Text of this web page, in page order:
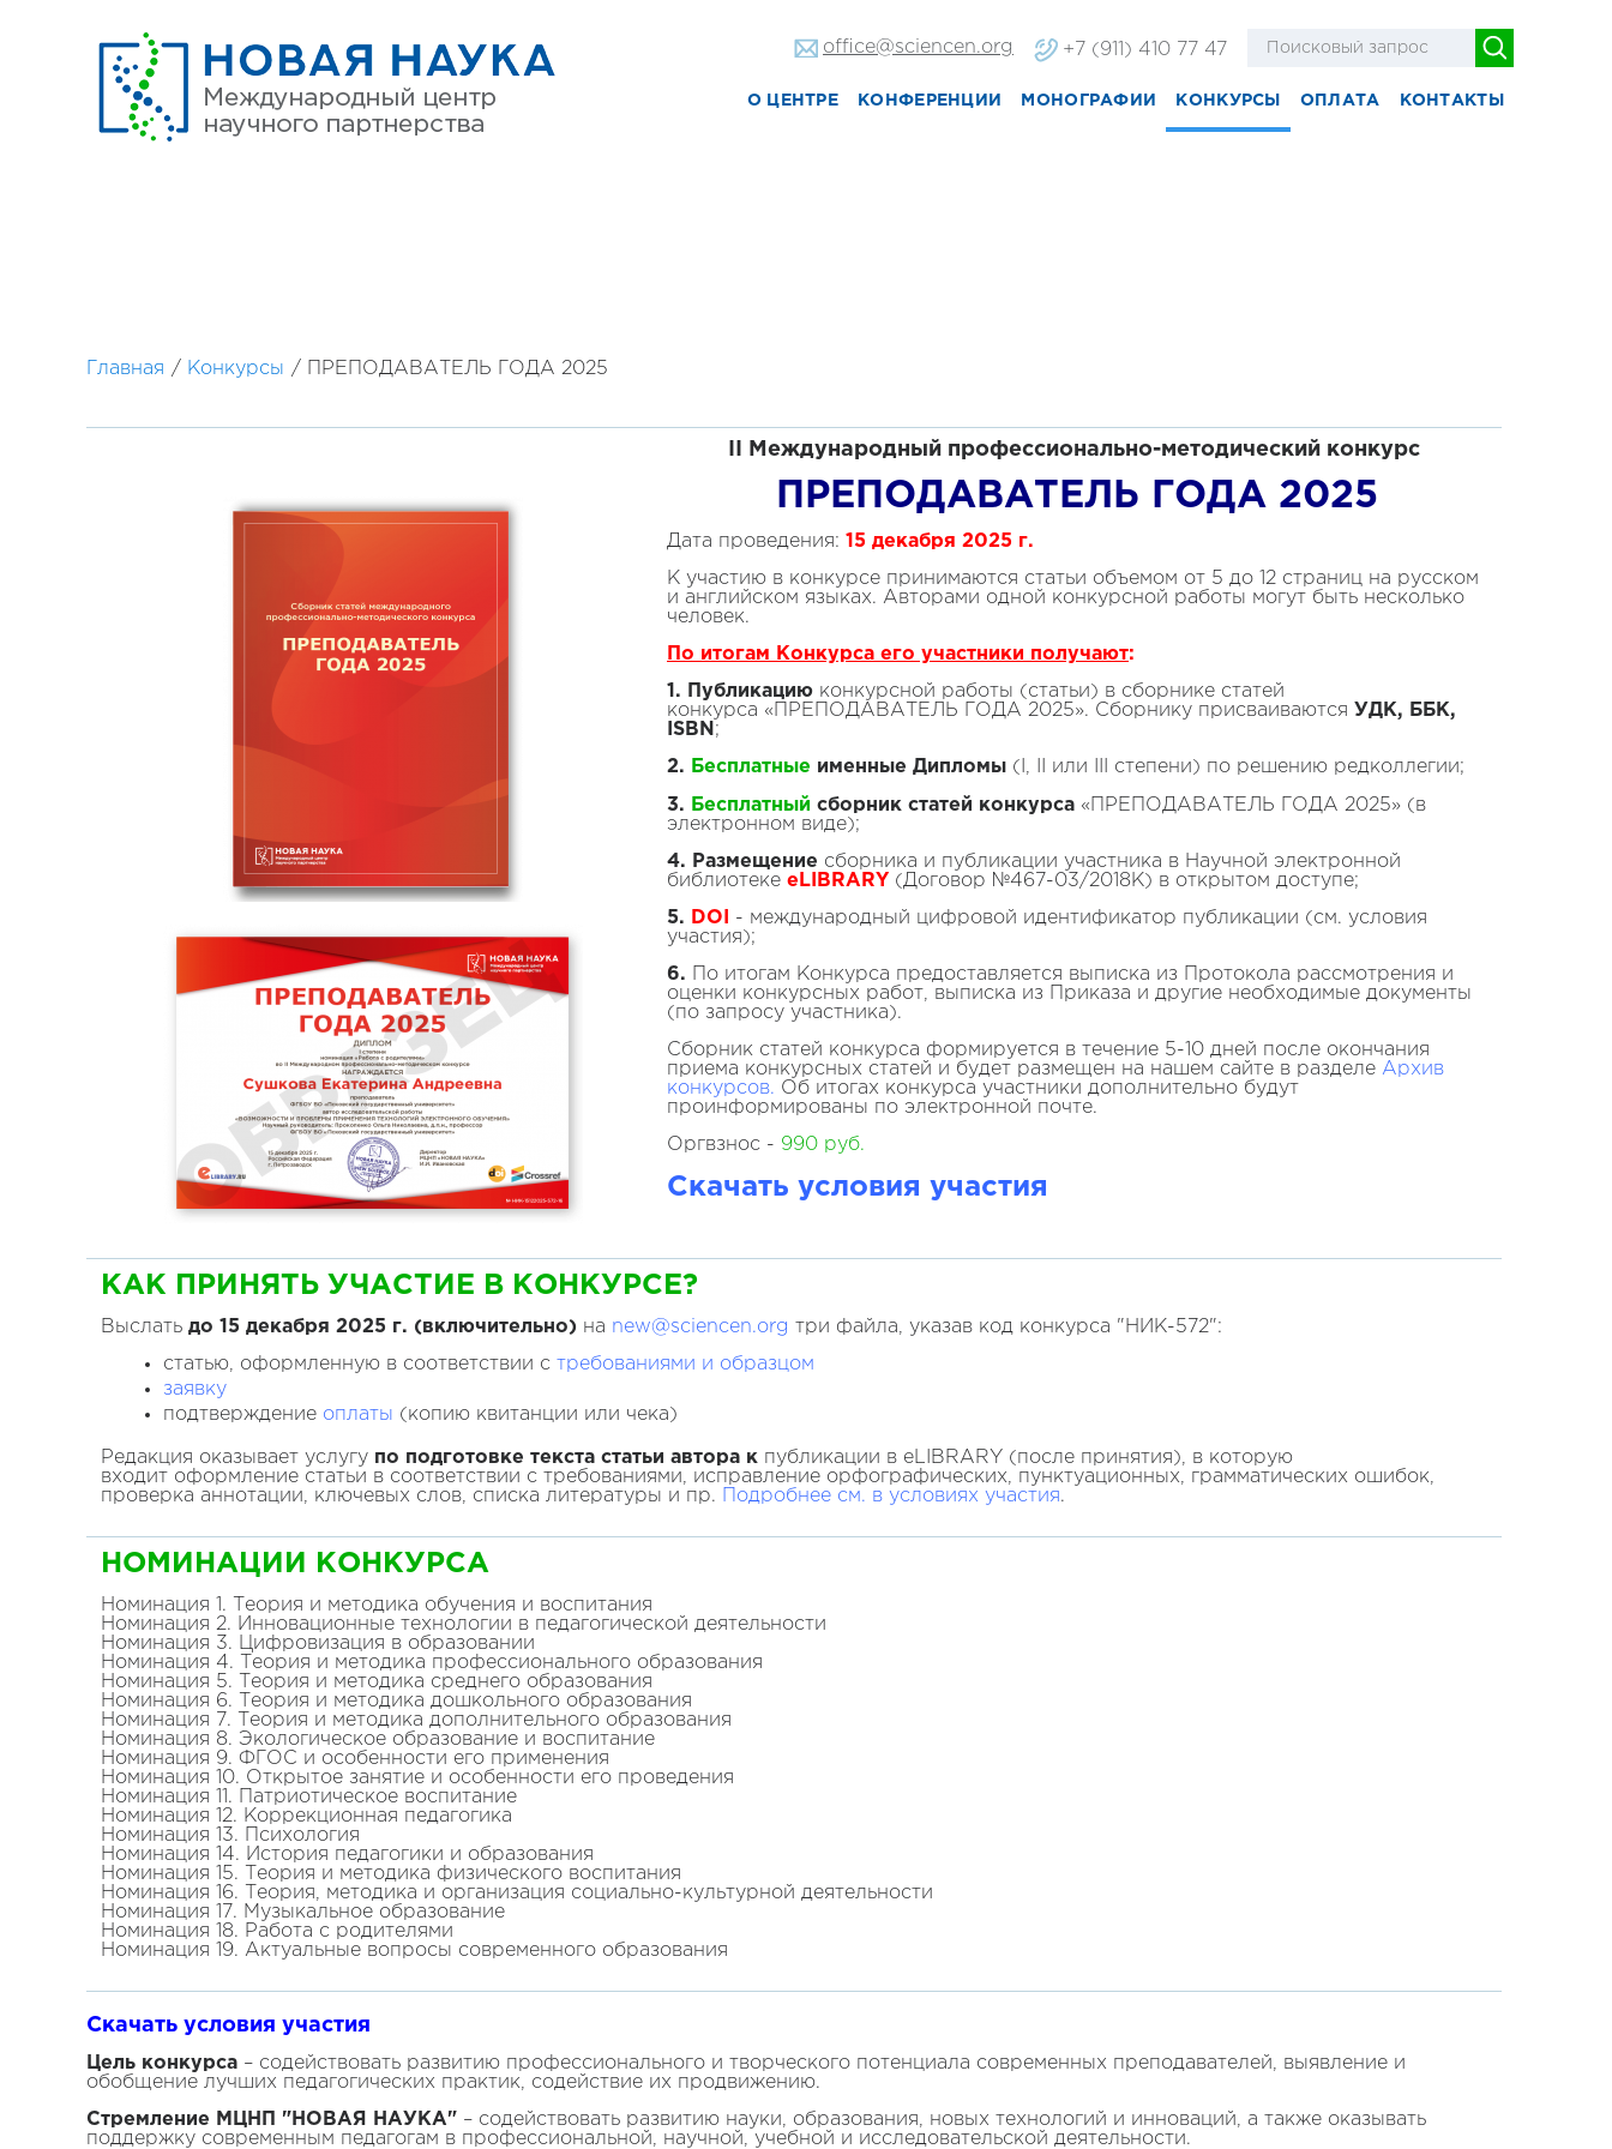
office@sciencen.org +7 (911) 410 77 47
О ЦЕНТРЕ КОНФЕРЕНЦИИ МОНОГРАФИИ КОНКУРСЫ ОПЛАТА КОНТАКТЫ
Главная / Конкурсы / ПРЕПОДАВАТЕЛЬ ГОДА 2025
II Международный профессионально-методический конкурс
ПРЕПОДАВАТЕЛЬ ГОДА 2025
Дата проведения: 15 декабря 2025 г.
К участию в конкурсе принимаются статьи объемом от 5 до 12 страниц на русском
и английском языках. Авторами одной конкурсной работы могут быть несколько
человек.
По итогам Конкурса его участники получают:
1. Публикацию конкурсной работы (статьи) в сборнике статей
конкурса «ПРЕПОДАВАТЕЛЬ ГОДА 2025». Сборнику присваиваются УДК, ББК,
ISBN ;
2. Бесплатные именные Дипломы (I, II или III степени) по решению редколлегии;
3. Бесплатный сборник статей конкурса «ПРЕПОДАВАТЕЛЬ ГОДА 2025» (в
электронном виде);
4. Размещение сборника и публикации участника в Научной электронной
библиотеке eLIBRARY (Договор №467-03/2018K) в открытом доступе;
5. DOI
- международный цифровой идентификатор публикации (см. условия
участия);
6.
По итогам Конкурса предоставляется выписка из Протокола рассмотрения и
оценки конкурсных работ, выписка из Приказа и другие необходимые документы
(по запросу участника).
Сборник статей конкурса формируется в течение 5-10 дней после окончания
приема конкурсных статей и будет размещен на нашем сайте в разделе Архив
конкурсов. Об итогах конкурса участники дополнительно будут
проинформированы по электронной почте.
Оргвзнос - 990 руб.
Скачать условия участия
КАК ПРИНЯТЬ УЧАСТИЕ В КОНКУРСЕ?
Выслать до 15 декабря 2025 г. (включительно) на new@sciencen.org три файла, указав код конкурса "НИК-572":
статью, оформленную в соответствии с требованиями и образцом
заявку
подтверждение оплаты (копию квитанции или чека)
Редакция оказывает услугу по подготовке текста статьи автора к публикации в eLIBRARY (после принятия), в которую
входит оформление статьи в соответствии с требованиями, исправление орфографических, пунктуационных, грамматических ошибок,
проверка аннотации, ключевых слов, списка литературы и пр.
Подробнее см. в условиях участия.
НОМИНАЦИИ КОНКУРСА
Номинация 1. Теория и методика обучения и воспитания
Номинация 2. Инновационные технологии в педагогической деятельности
Номинация 3. Цифровизация в образовании
Номинация 4. Теория и методика профессионального образования
Номинация 5. Теория и методика среднего образования
Номинация 6. Теория и методика дошкольного образования
Номинация 7. Теория и методика дополнительного образования
Номинация 8. Экологическое образование и воспитание
Номинация 9. ФГОС и особенности его применения
Номинация 10. Открытое занятие и особенности его проведения
Номинация 11. Патриотическое воспитание
Номинация 12. Коррекционная педагогика
Номинация 13. Психология
Номинация 14. История педагогики и образования
Номинация 15. Теория и методика физического воспитания
Номинация 16. Теория, методика и организация социально-культурной деятельности
Номинация 17. Музыкальное образование
Номинация 18. Работа с родителями
Номинация 19. Актуальные вопросы современного образования
Скачать условия участия
Цель конкурса – содействовать развитию профессионального и творческого потенциала современных преподавателей, выявление и
обобщение лучших педагогических практик, содействие их продвижению.
Стремление МЦНП "НОВАЯ НАУКА" – содействовать развитию науки, образования, новых технологий и инноваций, а также оказывать
поддержку современным педагогам в профессиональной, научной, учебной и исследовательской деятельности.